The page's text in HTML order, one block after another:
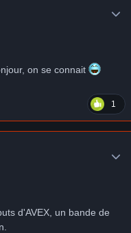
on se connait
1
d'AVEX, un bande de